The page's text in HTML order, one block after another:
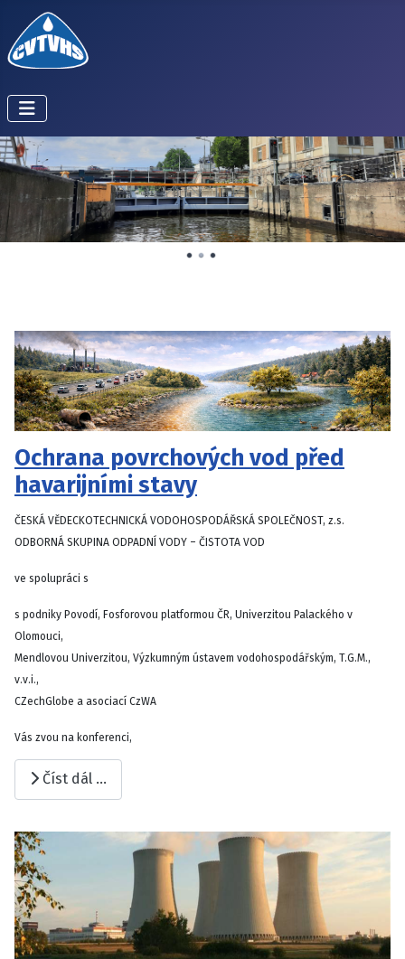
Ochrana povrchových vod před
havarijními stavy
ČESKÁ VĚDECKOTECHNICKÁ VODOHOSPODÁŘSKÁ SPOLEČNOST, z.s.
ODBORNÁ SKUPINA ODPADNÍ VODY – ČISTOTA VOD
ve spolupráci s
s podniky Povodí, Fosforovou platformou ČR, Univerzitou Palackého v
Olomouci,
Mendlovou Univerzitou, Výzkumným ústavem vodohospodářským, T.G.M.,
v.v.i.,
CZechGlobe a asociací CzWA
Vás zvou na konferenci,
Číst dál …